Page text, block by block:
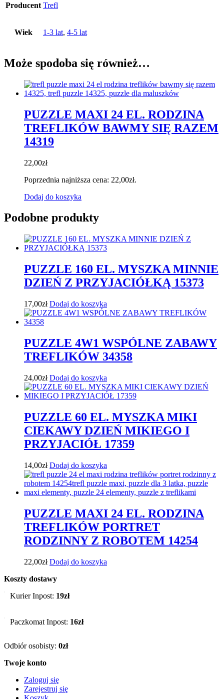
Producent Trefl
Wiek 1-3 lat, 4-5 lat
Może spodoba się również…
PUZZLE MAXI 24 EL. RODZINA
TREFLIKÓW BAWMY SIĘ RAZEM
14319
22,00zł
Poprzednia najniższa cena: 22,00zł.
Dodaj do koszyka
Podobne produkty
PUZZLE 160 EL. MYSZKA MINNIE
DZIEŃ Z PRZYJACIÓŁKĄ 15373
17,00zł Dodaj do koszyka
PUZZLE 4W1 WSPÓLNE ZABAWY
TREFLIKÓW 34358
24,00zł Dodaj do koszyka
PUZZLE 60 EL. MYSZKA MIKI
CIEKAWY DZIEŃ MIKIEGO I
PRZYJACIÓŁ 17359
14,00zł Dodaj do koszyka
PUZZLE MAXI 24 EL. RODZINA
TREFLIKÓW PORTRET
RODZINNY Z ROBOTEM 14254
22,00zł Dodaj do koszyka
Koszty dostawy
Kurier Inpost: 19zł
Paczkomat Inpost: 16zł
Odbiór osobisty: 0zł
Twoje konto
Zaloguj się
Zarejestruj się